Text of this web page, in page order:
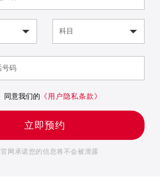
同意我们的 《用户隐私条款》
立即预约
官网承诺您的信息将不会被泄露